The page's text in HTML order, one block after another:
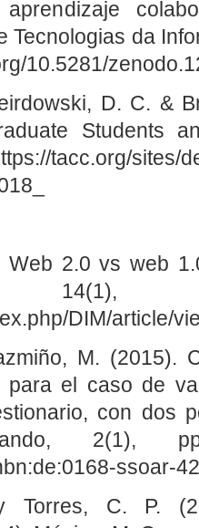
Tecnologias da
10.5281/
D. C. &
Students
tacc.org/sites/
2.0 vs web
DIM/article/
M. (2015).
para el caso de
con dos
2(1),
ssoar-
Torres, C. P.